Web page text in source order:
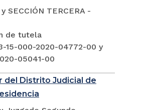
SECCIÓN TERCERA -
de tutela
15-000-2020-04772-00 y
05041-00
del Distrito Judicial de